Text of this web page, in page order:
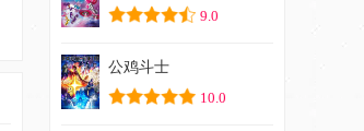
9.0
公鸡斗士
10.0